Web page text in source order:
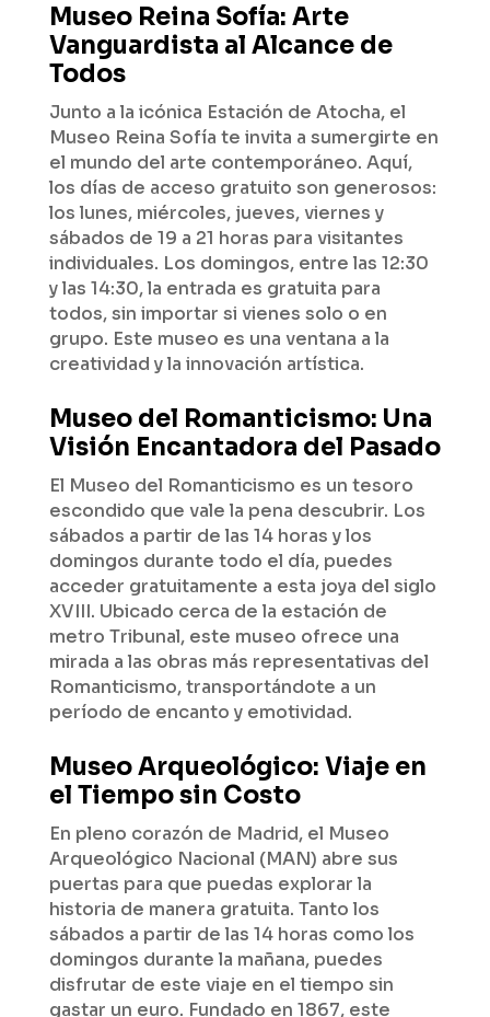
Museo Reina Sofía: Arte
Vanguardista al Alcance de
Todos
Junto a la icónica Estación de Atocha, el
Museo Reina Sofía te invita a sumergirte en
el mundo del arte contemporáneo. Aquí,
los días de acceso gratuito son generosos:
los lunes, miércoles, jueves, viernes y
sábados de 19 a 21 horas para visitantes
individuales. Los domingos, entre las 12:30
y las 14:30, la entrada es gratuita para
todos, sin importar si vienes solo o en
grupo. Este museo es una ventana a la
creatividad y la innovación artística.
Museo del Romanticismo: Una
Visión Encantadora del Pasado
El Museo del Romanticismo es un tesoro
escondido que vale la pena descubrir. Los
sábados a partir de las 14 horas y los
domingos durante todo el día, puedes
acceder gratuitamente a esta joya del siglo
XVIII. Ubicado cerca de la estación de
metro Tribunal, este museo ofrece una
mirada a las obras más representativas del
Romanticismo, transportándote a un
período de encanto y emotividad.
Museo Arqueológico: Viaje en
el Tiempo sin Costo
En pleno corazón de Madrid, el Museo
Arqueológico Nacional (MAN) abre sus
puertas para que puedas explorar la
historia de manera gratuita. Tanto los
sábados a partir de las 14 horas como los
domingos durante la mañana, puedes
disfrutar de este viaje en el tiempo sin
gastar un euro. Fundado en 1867, este